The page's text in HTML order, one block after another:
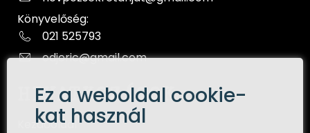
Ez a weboldal cookie-
kat használ
Könyvelőség:
021 525793
odjeric@gmail.com
HIVATKOZÁSOK
Kezdőoldal